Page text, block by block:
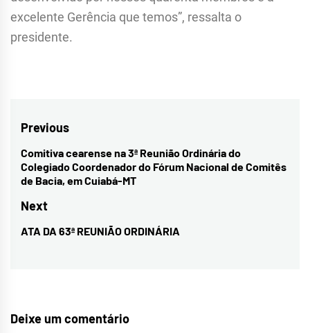
excelente Gerência que temos”, ressalta o
presidente.
Navegação
de
Post
Previous
Previous
post:
Comitiva cearense na 3ª Reunião Ordinária do
Colegiado Coordenador do Fórum Nacional de Comitês
de Bacia, em Cuiabá-MT
Next
Next
ATA DA 63ª REUNIÃO ORDINÁRIA
Deixe um comentário